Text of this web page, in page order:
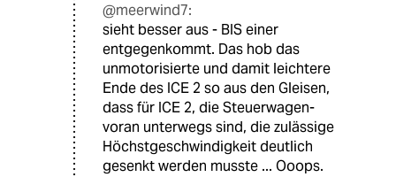
@meerwind7:
sieht besser aus - BIS einer
entgegenkommt. Das hob das
unmotorisierte und damit leichtere
Ende des ICE 2 so aus den Gleisen,
dass für ICE 2, die Steuerwagen-
voran unterwegs sind, die zulässige
Höchstgeschwindigkeit deutlich
gesenkt werden musste ... Ooops.